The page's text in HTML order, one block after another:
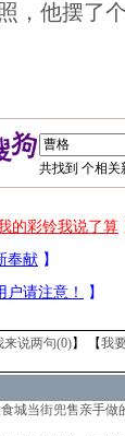
，他摆了
共找到 个相关
来说两句(0)】 【我
城当街兜售亲手做